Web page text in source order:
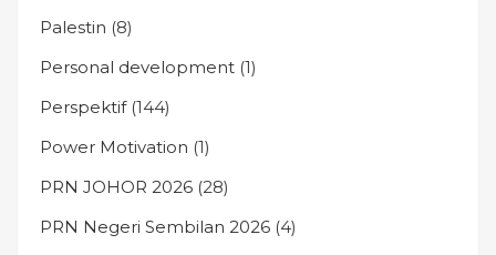
Palestin (8)
Personal development (1)
Perspektif(144)
Power Motivation (1)
PRN JOHOR 2026 (28)
PRN Negeri Sembilan 2026 (4)